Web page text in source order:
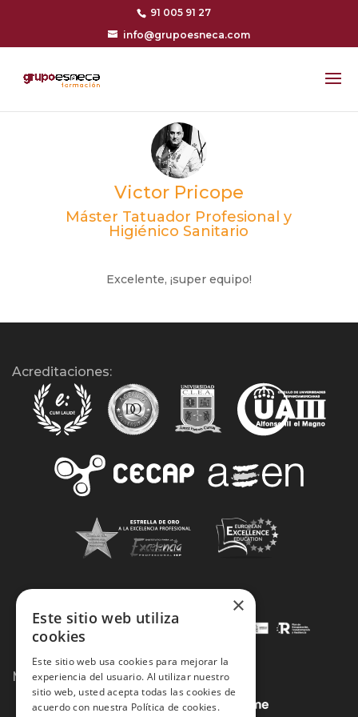
91 005 91 27
info@grupoesneca.com
Victor Pricope
Máster Tatuador Profesional y
Higiénico Sanitario
Excelente, ¡super equipo!
Acreditaciones:
Métodos de Pago:
×
Este sitio web utiliza
cookies
Este sitio web usa cookies para mejorar la
experiencia del usuario. Al utilizar nuestro
sitio web, usted acepta todas las cookies de
acuerdo con nuestra Política de cookies.